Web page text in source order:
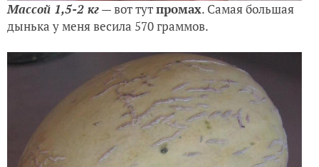
Массой 1,5-2 кг— вот тутпромах. Самая большая
дынька у меня весила 570 граммов.